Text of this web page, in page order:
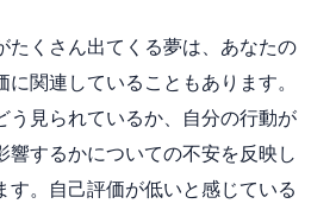
たくさん出てくる夢は、あなたの
に関連していることもあります。
う見られているか、自分の行動が
響するかについての不安を反映し
す。自己評価が低いと感じている